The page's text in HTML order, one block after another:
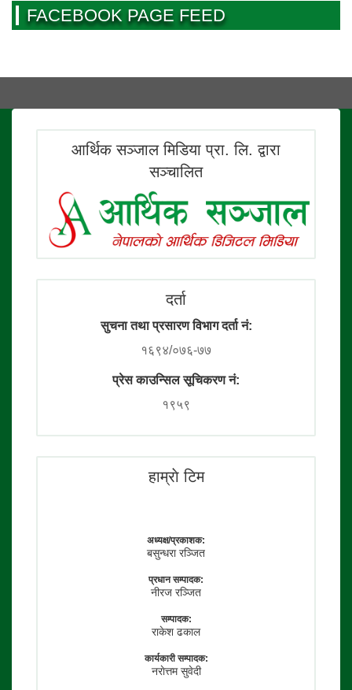
FACEBOOK PAGE FEED
आर्थिक सञ्जाल मिडिया प्रा. लि. द्वारा
सञ्चालित
दर्ता
सुचना तथा प्रसारण विभाग दर्ता नं:
१६९४/०७६-७७
प्रेस काउन्सिल सूचिकरण नं:
१९५९
हाम्राे टिम
अध्यक्ष/प्रकाशक:
बसुन्धरा रञ्जित
प्रधान सम्पादक:
नीरज रञ्जित
सम्पादक:
राकेश ढकाल
कार्यकारी सम्पादक:
नराेत्तम सुवेदी